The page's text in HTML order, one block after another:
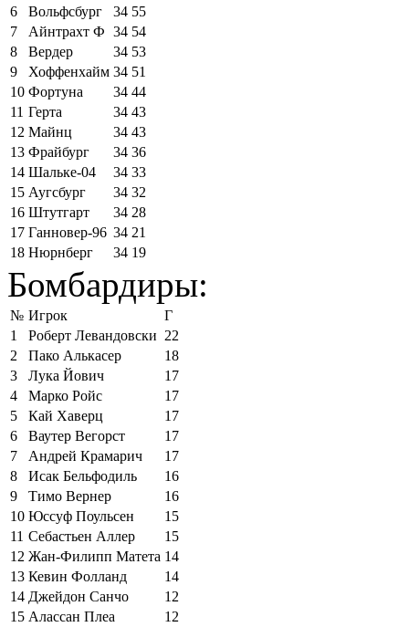
6
Вольфсбург 34 55
7
Айнтрахт Ф 34 54
8
Вердер 34 53
9
Хоффенхайм 34 51
10 Фортуна 34 44
11 Герта 34 43
12 Майнц 34 43
13 Фрайбург 34 36
14 Шальке-04 34 33
15 Аугсбург 34 32
16 Штутгарт 34 28
17 Ганновер-96 34 21
18 Нюрнберг 34 19
Бомбардиры:
№ Игрок
Г
1
Роберт Левандовски 22
2
Пако Алькасер
18
3
Лука Йович
17
4
Марко Ройс
17
5
Кай Хаверц
17
6
Ваутер Вегорст
17
7
Андрей Крамарич
17
8
Исак Бельфодиль
16
9
Тимо Вернер
16
10 Юссуф Поульсен
15
11 Себастьен Аллер
15
12 Жан-Филипп Матета 14
13 Кевин Фолланд
14
14 Джейдон Санчо
12
15 Алассан Плеа 12